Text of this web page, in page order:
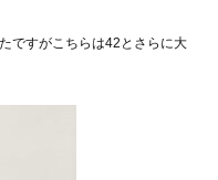
ですがこちらは42とさらに大